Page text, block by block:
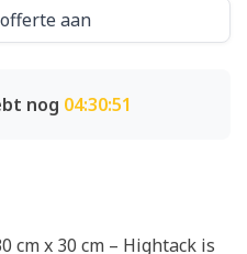
aan
nog 04:30:51
cm x 30 cm – Hightack is